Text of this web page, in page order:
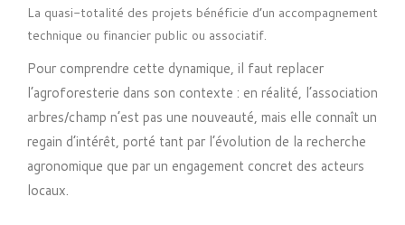
La quasi-totalité des projets bénéficie d’un accompagnement
technique ou financier public ou associatif.
Pour comprendre cette dynamique, il faut replacer
l’agroforesterie dans son contexte : en réalité, l’association
arbres/champ n’est pas une nouveauté, mais elle connaît un
regain d’intérêt, porté tant par l’évolution de la recherche
agronomique que par un engagement concret des acteurs
locaux.